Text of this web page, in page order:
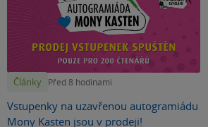
Články Před 8 hodinami
Vstupenky na uzavřenou autogramiádu
Mony Kasten jsou v prodeji!